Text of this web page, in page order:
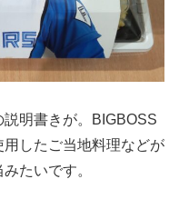
明書きが。BIGBOSS
したご当地料理などが
たいです。